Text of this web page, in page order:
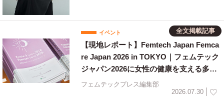
イベント 全文掲載記事
【現地レポート】Femtech Japan Femca
re Japan 2026 in TOKYO｜フェムテック
ジャパン2026に女性の健康を支える多様
な取り組みが集結
フェムテックプレス編集部
2026.07.30